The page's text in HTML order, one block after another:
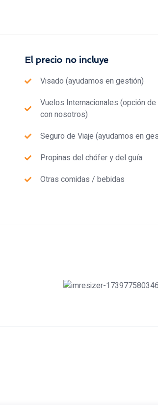
El precio no incluye
Visado (ayudamos en gestión)
Vuelos Internacionales (opción de
con nosotros)
Seguro de Viaje (ayudamos en
Propinas del chófer y del guía
Otras comidas / bebidas